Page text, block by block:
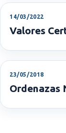
14/03/2022
Valores
23/05/2018
Ordenazas